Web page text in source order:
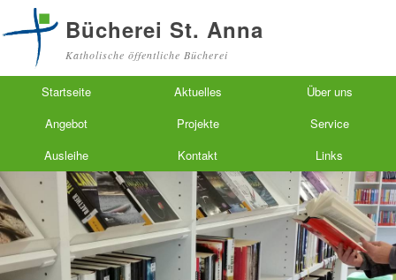
Bücherei St. Anna
Katholische öffentliche Bücherei
Hauptmenü
Zum primären Inhalt springen
Zum sekundären Inhalt springen
Startseite Aktuelles
Über uns
Angebot
Projekte
Service
Ausleihe
Kontakt Links